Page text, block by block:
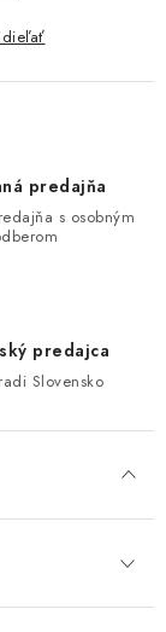
predajňa
s osobným
predajca
Slovensko